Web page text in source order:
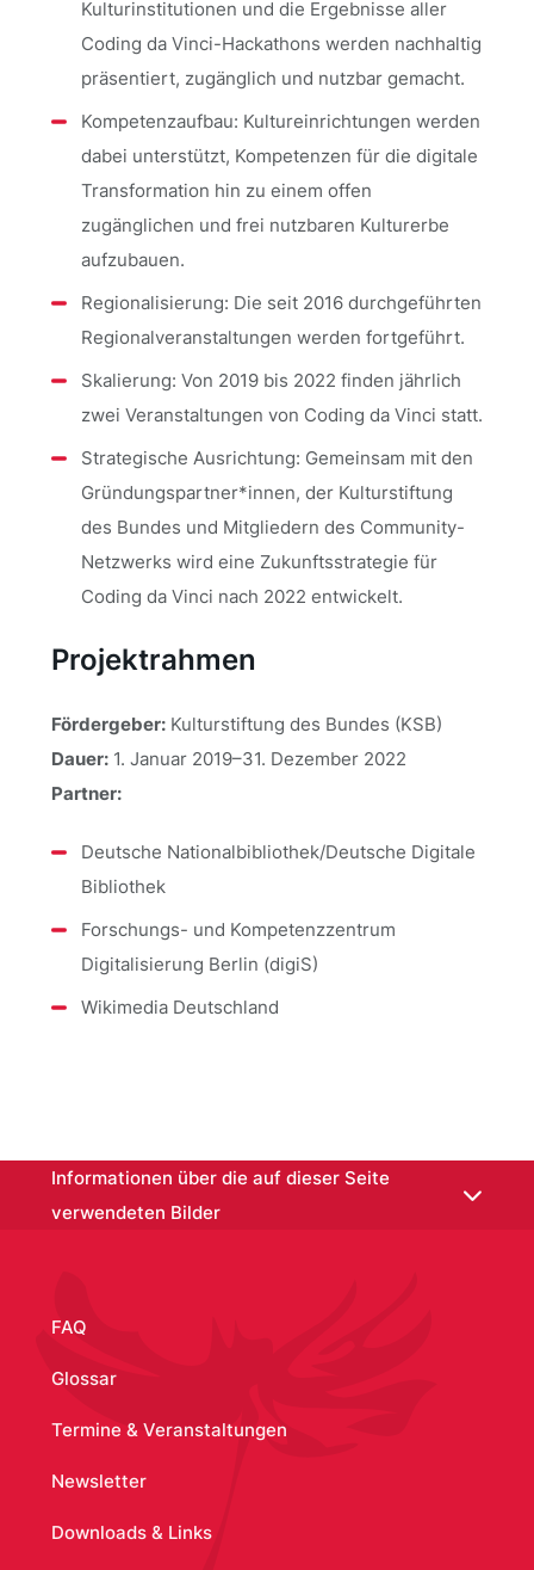
Kulturinstitutionen und die Ergebnisse aller
Coding da Vinci-Hackathons werden nachhaltig
präsentiert, zugänglich und nutzbar gemacht.
Kompetenzaufbau: Kultureinrichtungen werden
dabei unterstützt, Kompetenzen für die digitale
Transformation hin zu einem offen
zugänglichen und frei nutzbaren Kulturerbe
aufzubauen.
Regionalisierung: Die seit 2016 durchgeführten
Regionalveranstaltungen werden fortgeführt.
Skalierung: Von 2019 bis 2022 finden jährlich
zwei Veranstaltungen von Coding da Vinci statt.
Strategische Ausrichtung: Gemeinsam mit den
Gründungspartner*innen, der Kulturstiftung
des Bundes und Mitgliedern des Community-
Netzwerks wird eine Zukunftsstrategie für
Coding da Vinci nach 2022 entwickelt.
Projektrahmen
Fördergeber:Kulturstiftung des Bundes (KSB)
Dauer:1. Januar 2019–31. Dezember 2022
Partner:
Deutsche Nationalbibliothek/Deutsche Digitale
Bibliothek
Forschungs- und Kompetenzzentrum
Digitalisierung Berlin (digiS)
Wikimedia Deutschland
/node/1066
Informationen über die auf dieser Seite
verwendeten Bilder
FAQ
Glossar
Termine & Veranstaltungen
Newsletter
Downloads & Links